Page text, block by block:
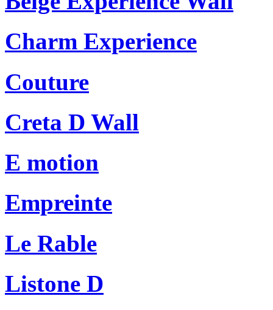
Charm Experience
Couture
Creta D Wall
E motion
Empreinte
Le Rable
Listone D